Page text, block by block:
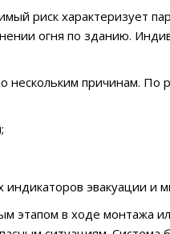
риск характеризует
огня по зданию.
нескольким причинам.
эвакуации и
этапом в ходе монтажа